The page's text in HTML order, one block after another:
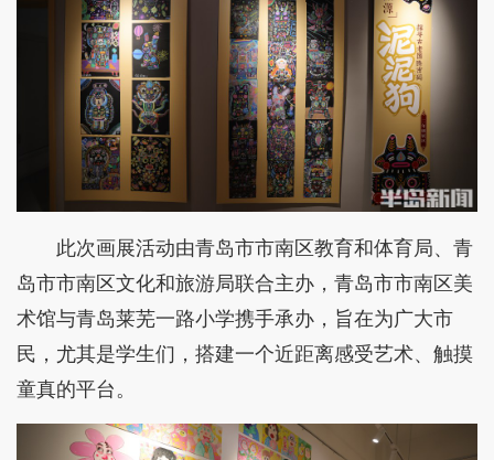
此次画展活动由青岛市市南区教育和体育局、青
岛市市南区文化和旅游局联合主办，青岛市市南区美
术馆与青岛莱芜一路小学携手承办，旨在为广大市
民，尤其是学生们，搭建一个近距离感受艺术、触摸
童真的平台。